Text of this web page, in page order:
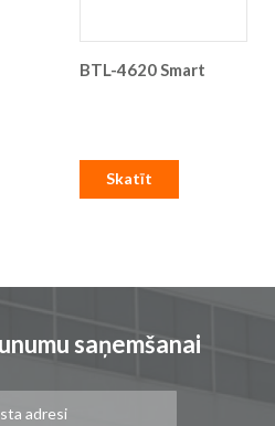
BTL-4620 Smart
Skatīt
saņemšanai